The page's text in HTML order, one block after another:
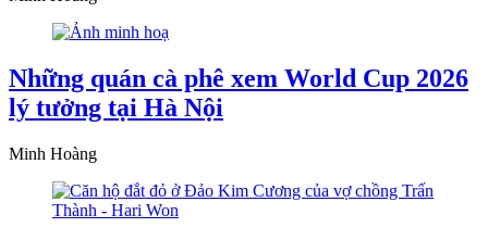
Những quán cà phê xem World Cup 2026
lý tưởng tại Hà Nội
Minh Hoàng